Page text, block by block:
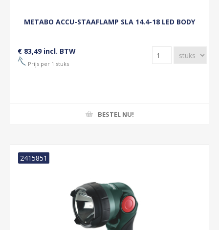
METABO ACCU-STAAFLAMP SLA 14.4-18 LED BODY
€ 83,49 incl. BTW
Prijs per 1 stuks
BESTEL NU!
2415851